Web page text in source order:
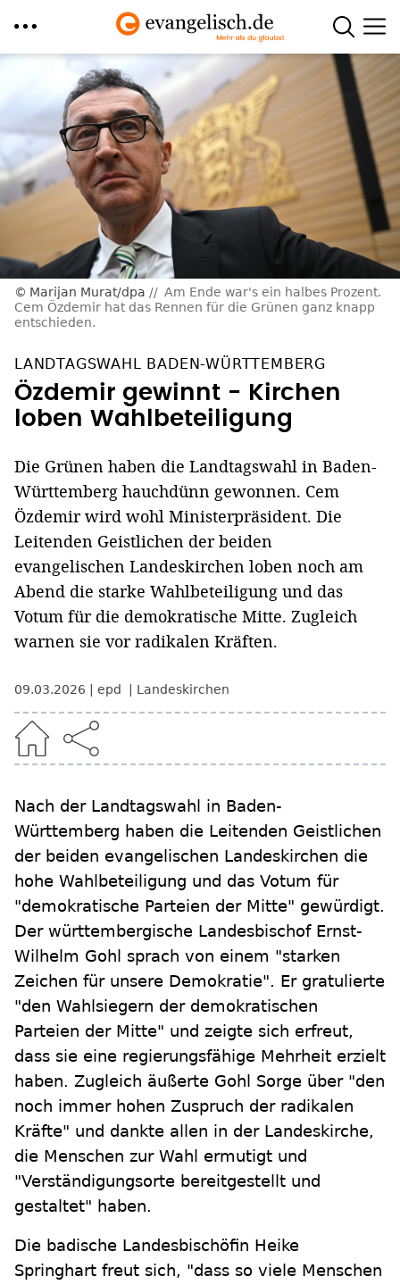
Inhalt
Marijan Murat/dpa
Am Ende war's ein halbes Prozent.
Cem Özdemir hat das Rennen für die Grünen ganz knapp
entschieden.
LANDTAGSWAHL BADEN-WÜRTTEMBERG
Özdemir gewinnt - Kirchen
loben Wahlbeteiligung
Die Grünen haben die Landtagswahl in Baden-
Württemberg hauchdünn gewonnen. Cem
Özdemir wird wohl Ministerpräsident. Die
Leitenden Geistlichen der beiden
evangelischen Landeskirchen loben noch am
Abend die starke Wahlbeteiligung und das
Votum für die demokratische Mitte. Zugleich
warnen sie vor radikalen Kräften.
09.03.2026 epd Landeskirchen
Nach der Landtagswahl in Baden-
Württemberg haben die Leitenden Geistlichen
der beiden evangelischen Landeskirchen die
hohe Wahlbeteiligung und das Votum für
"demokratische Parteien der Mitte" gewürdigt.
Der württembergische Landesbischof Ernst-
Wilhelm Gohl sprach von einem "starken
Zeichen für unsere Demokratie". Er gratulierte
"den Wahlsiegern der demokratischen
Parteien der Mitte" und zeigte sich erfreut,
dass sie eine regierungsfähige Mehrheit erzielt
haben. Zugleich äußerte Gohl Sorge über "den
noch immer hohen Zuspruch der radikalen
Kräfte" und dankte allen in der Landeskirche,
die Menschen zur Wahl ermutigt und
"Verständigungsorte bereitgestellt und
gestaltet" haben.
Die badische Landesbischöfin Heike
Springhart freut sich, "dass so viele Menschen